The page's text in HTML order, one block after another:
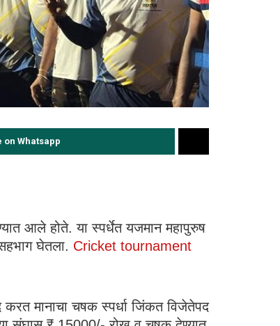
on Whatsapp
आले होते. या स्पर्धेत यजमान महापुरुष
घेतला. Cricket tournament
मानाचा चषक स्पर्धा जिंकत विजेतेपद